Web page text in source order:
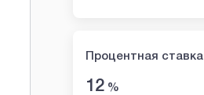
Процентная ставка
12 %